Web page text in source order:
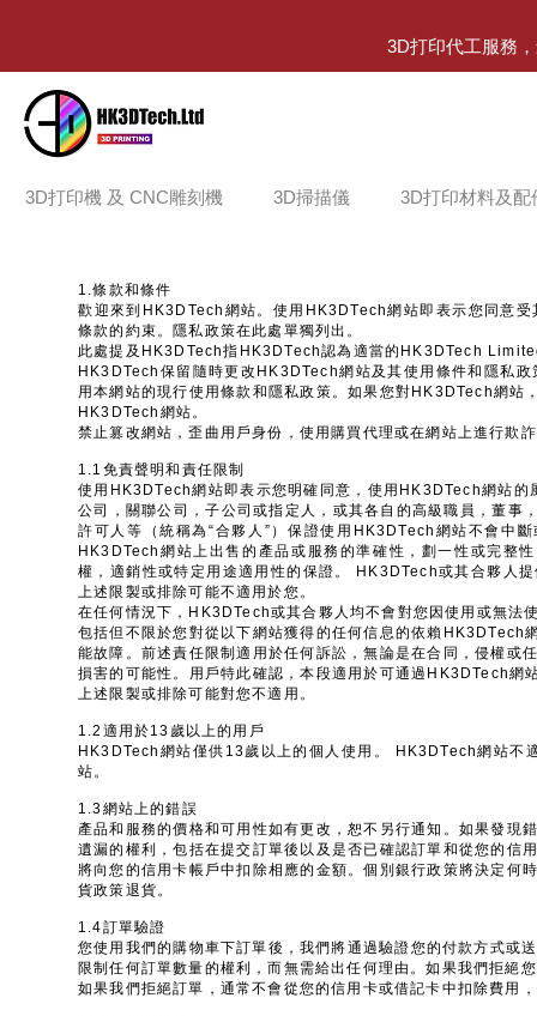
3D打印代工服務
3D打印機 及 CNC雕刻機 3D掃描儀 3D打印材料及配
1.條款和條件
歡迎來到HK3DTech網站。使用HK3DTech網站即表示您同意
條款的約束。隱私政策在此處單獨列出。
此處提及HK3DTech指HK3DTech認為適當的HK3DTech
HK3DTech保留隨時更改HK3DTech網站及其使用條件和隱私
用本網站的現行使用條款和隱私政策。如果您對HK3DTech網站
HK3DTech網站。
禁止篡改網站，歪曲用戶身份，使用購買代理或在網站上進行欺
1.1免責聲明和責任限制
使用HK3DTech網站即表示您明確同意，使用HK3DTech網站
公司，關聯公司，子公司或指定人，或其各自的高級職員，董事
許可人等（統稱為“合夥人”）保證使用HK3DTech網站不會中
HK3DTech網站上出售的產品或服務的準確性，劃一性或完整
權，適銷性或特定用途適用性的保證。 HK3DTech或其合夥人
上述限製或排除可能不適用於您。
在任何情況下，HK3DTech或其合夥人均不會對您因使用或無法
包括但不限於您對從以下網站獲得的任何信息的依賴HK3DTech
能故障。前述責任限制適用於任何訴訟，無論是在合同，侵權
損害的可能性。用戶特此確認，本段適用於可通過HK3DTech網
上述限製或排除可能對您不適用。
1.2適用於13歲以上的用戶
HK3DTech網站僅供13歲以上的個人使用。 HK3DTech網站不
站。
1.3網站上的錯誤
產品和服務的價格和可用性如有更改，恕不另行通知。如果發
遺漏的權利，包括在提交訂單後以及是否已確認訂單和從您的
將向您的信用卡帳戶中扣除相應的金額。個別銀行政策將決定
貨政策退貨。
1.4訂單驗證
您使用我們的購物車下訂單後，我們將通過驗證您的付款方式或
限制任何訂單數量的權利，而無需給出任何理由。如果我們拒絕
如果我們拒絕訂單，通常不會從您的信用卡或借記卡中扣除費用